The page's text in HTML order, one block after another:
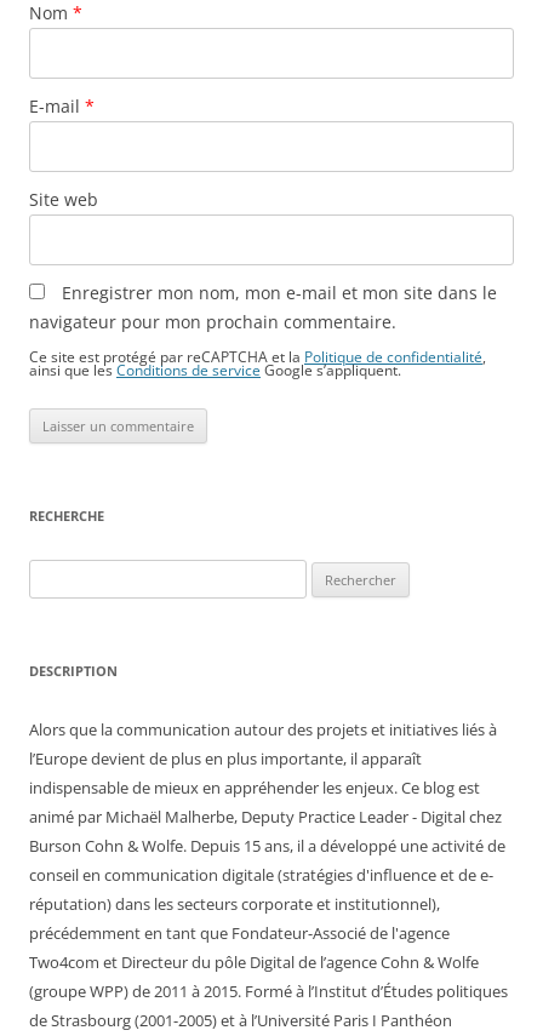
Nom *
E-mail *
Site web
Enregistrer mon nom, mon e-mail et mon site dans le
navigateur pour mon prochain commentaire.
Ce site est protégé par reCAPTCHA et la Politique de confidentialité
ainsi que lesConditions de service Google s’appliquent.
RECHERCHE
DESCRIPTION
Alors que la communication autour des projets et initiatives liés à
l’Europe devient de plus en plus importante, il apparaît
indispensable de mieux en appréhender les enjeux. Ce blog est
animé par Michaël Malherbe, Deputy Practice Leader - Digital chez
Burson Cohn & Wolfe. Depuis 15 ans, il a développé une activité de
conseil en communication digitale (stratégies d'influence et de e-
réputation) dans les secteurs corporate et institutionnel),
précédemment en tant que Fondateur-Associé de l'agence
Two4com et Directeur du pôle Digital de l’agence Cohn & Wolfe
(groupe WPP) de 2011 à 2015. Formé à l’Institut d’Études politiques
de Strasbourg (2001-2005) et à l’Université Paris I Panthéon